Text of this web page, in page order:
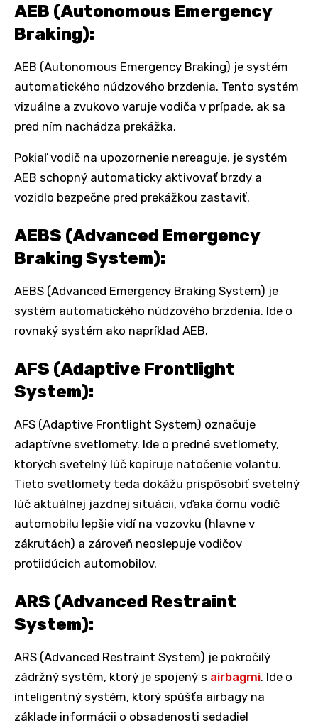
AEB (Autonomous Emergency
Braking):
AEB (Autonomous Emergency Braking) je systém
automatického núdzového brzdenia. Tento systém
vizuálne a zvukovo varuje vodiča v prípade, ak sa
pred ním nachádza prekážka.
Pokiaľ vodič na upozornenie nereaguje, je systém
AEB schopný automaticky aktivovať brzdy a
vozidlo bezpečne pred prekážkou zastaviť.
AEBS (Advanced Emergency
Braking System):
AEBS (Advanced Emergency Braking System) je
systém automatického núdzového brzdenia. Ide o
rovnaký systém ako napríklad AEB.
AFS (Adaptive Frontlight
System):
AFS (Adaptive Frontlight System) označuje
adaptívne svetlomety. Ide o predné svetlomety,
ktorých svetelný lúč kopíruje natočenie volantu.
Tieto svetlomety teda dokážu prispôsobiť svetelný
lúč aktuálnej jazdnej situácii, vďaka čomu vodič
automobilu lepšie vidí na vozovku (hlavne v
zákrutách) a zároveň neoslepuje vodičov
protiidúcich automobilov.
ARS (Advanced Restraint
System):
ARS (Advanced Restraint System) je pokročilý
zádržný systém, ktorý je spojený s airbagmi. Ide o
inteligentný systém, ktorý spúšťa airbagy na
základe informácii o obsadenosti sedadiel